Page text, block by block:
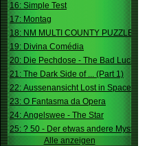
16: Simple Test
17: Montag
18: NM MULTI COUNTY PUZZLE
19: Divina Comédia
20: Die Pechdose - The Bad Luck Box
21: The Dark Side of ... (Part 1)
22: Aussenansicht Lost in Space
23: O Fantasma da Opera
24: Angelswee - The Star
25: ? 50 - Der etwas andere Mystery
Alle anzeigen